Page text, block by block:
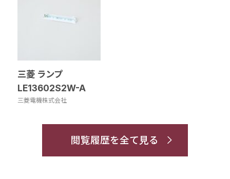
三菱 ランプ
LE13602S2W-A
三菱電機株式会社
閲覧履歴を全て見る